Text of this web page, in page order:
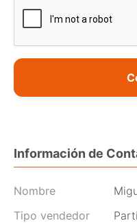
Información de
Nombre
Tipo vendedor